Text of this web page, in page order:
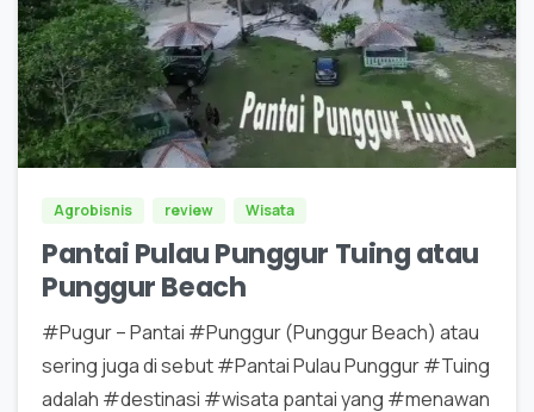
5
Agrobisnis review Wisata
Pantai Pulau Punggur Tuing atau
Punggur Beach
#Pugur – Pantai #Punggur (Punggur Beach) atau
sering juga di sebut #Pantai Pulau Punggur #Tuing
adalah #destinasi #wisata pantai yang #menawan